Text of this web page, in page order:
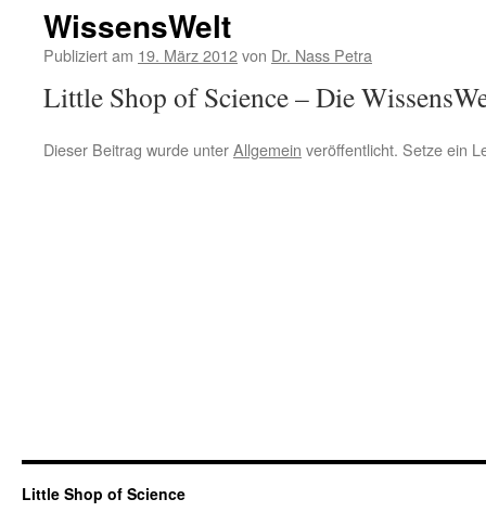
WissensWelt
Publiziert am 19. März 2012von Dr. Nass Petra
Little Shop of Science – Die
Dieser Beitrag wurde unterAllgemein veröffentlicht. Setze ein
Little Shop of Science